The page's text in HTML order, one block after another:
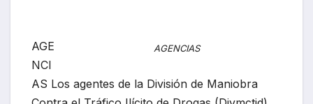
AGENCIAS
AGE
NCI
AS Los agentes de la División de Maniobra